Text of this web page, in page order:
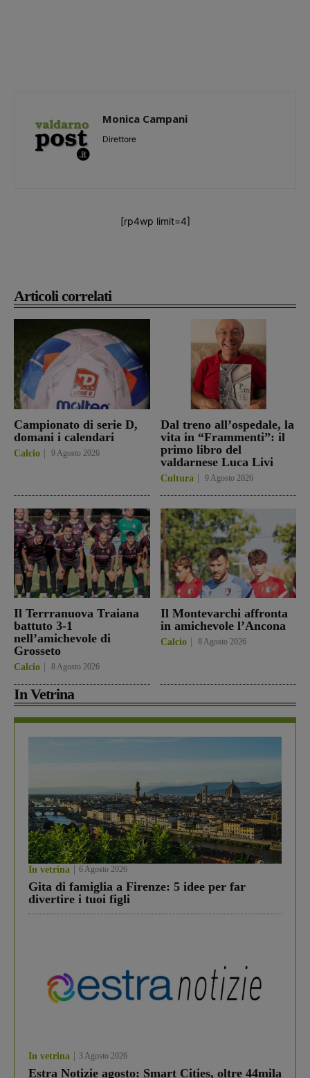
Articoli correlati
Campionato di serie D,
domani i calendari
Calcio 9 Agosto 2026
Dal treno all’ospedale, la
vita in “Frammenti”: il
primo libro del
valdarnese Luca Livi
Cultura 9 Agosto 2026
Il Terrranuova Traiana
battuto 3-1
nell’amichevole di
Grosseto
Calcio 8 Agosto 2026
Il Montevarchi affronta
in amichevole l’Ancona
Calcio 8 Agosto 2026
In Vetrina
In vetrina 6 Agosto 2026
Gita di famiglia a Firenze: 5 idee per far
divertire i tuoi figli
In vetrina 3 Agosto 2026
Estra Notizie agosto: Smart Cities, oltre 44mila
Monica Campani
Direttore
[rp4wp limit=4]